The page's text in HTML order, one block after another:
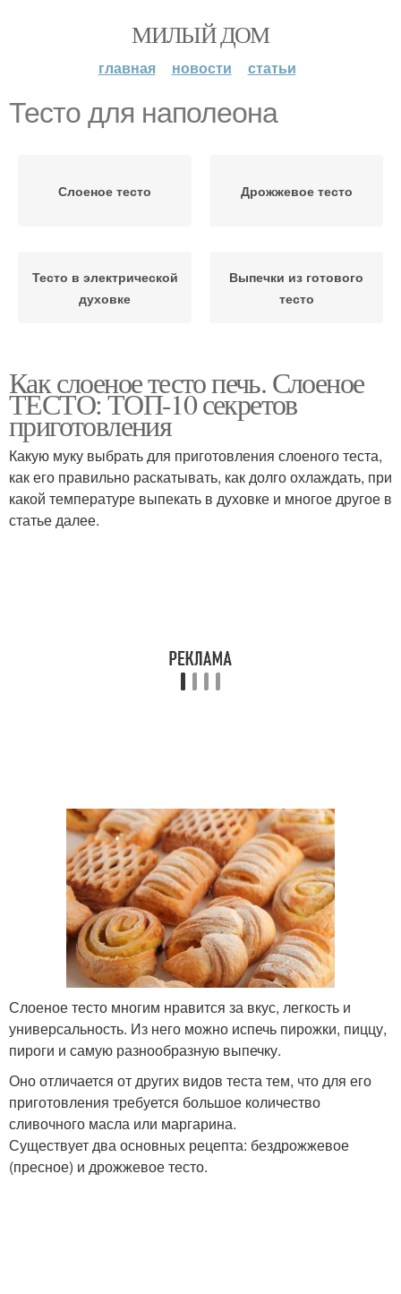
МИЛЫЙ ДОМ
главная новости статьи
Тесто для наполеона
Слоеное тесто Дрожжевое тесто
Тесто в электрической
духовке
Выпечки из готового
тесто
Как слоеное тесто печь. Слоеное
ТЕСТО: ТОП-10 секретов
приготовления
Какую муку выбрать для приготовления слоеного теста,
как его правильно раскатывать, как долго охлаждать, при
какой температуре выпекать в духовке и многое другое в
статье далее.
Слоеное тесто многим нравится за вкус, легкость и
универсальность. Из него можно испечь пирожки, пиццу,
пироги и самую разнообразную выпечку.
Оно отличается от других видов теста тем, что для его
приготовления требуется большое количество
сливочного масла или маргарина.
Существует два основных рецепта: бездрожжевое
(пресное) и дрожжевое тесто.